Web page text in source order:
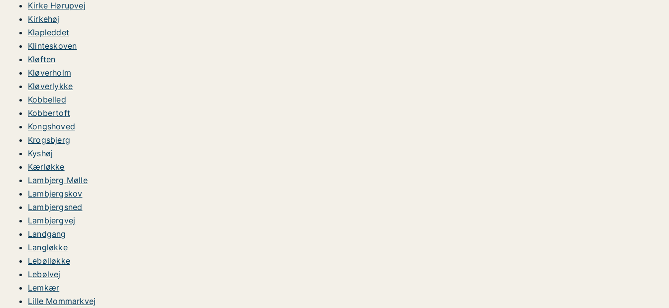
Kirke Hørupvej
Kirkehøj
Klapleddet
Klinteskoven
Kløften
Kløverholm
Kløverlykke
Kobbelled
Kobbertoft
Kongshoved
Krogsbjerg
Kyshøj
Kærløkke
Lambjerg Mølle
Lambjergskov
Lambjergsned
Lambjergvej
Landgang
Langløkke
Lebølløkke
Lebølvej
Lemkær
Lille Mommarkvej